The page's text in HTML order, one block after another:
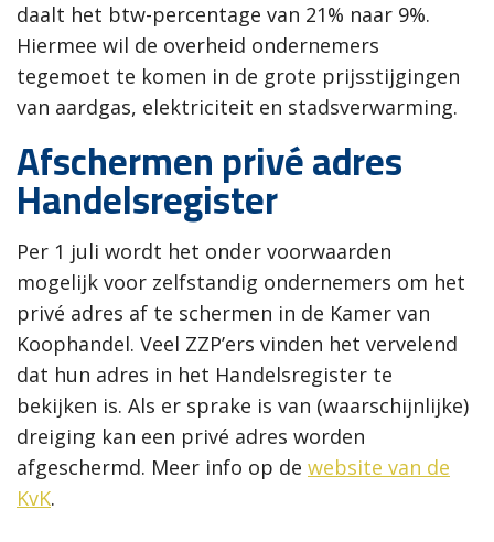
daalt het btw-percentage van 21% naar 9%.
Hiermee wil de overheid ondernemers
tegemoet te komen in de grote prijsstijgingen
van aardgas, elektriciteit en stadsverwarming.
Afschermen privé adres
Handelsregister
Per 1 juli wordt het onder voorwaarden
mogelijk voor zelfstandig ondernemers om het
privé adres af te schermen in de Kamer van
Koophandel. Veel ZZP’ers vinden het vervelend
dat hun adres in het Handelsregister te
bekijken is. Als er sprake is van (waarschijnlijke)
dreiging kan een privé adres worden
afgeschermd. Meer info op de website van de
KvK.